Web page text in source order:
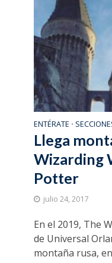
ENTÉRATE •
Llega
Wizarding
Potter
julio 24, 2017
En el 2019, The
de Universal
montaña rusa,